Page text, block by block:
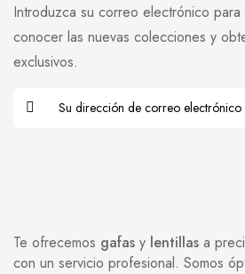
Te ofrecemos gafas y lentillas a
con un servicio profesional. Somos
Introduzca su correo electrónico
conocer las nuevas colecciones y
exclusivos.